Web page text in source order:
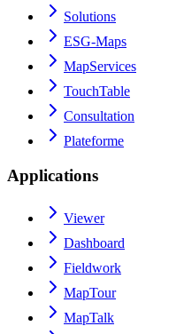
Solutions
ESG-Maps
MapServices
TouchTable
Consultation
Plateforme
Applications
Viewer
Dashboard
Fieldwork
MapTour
MapTalk